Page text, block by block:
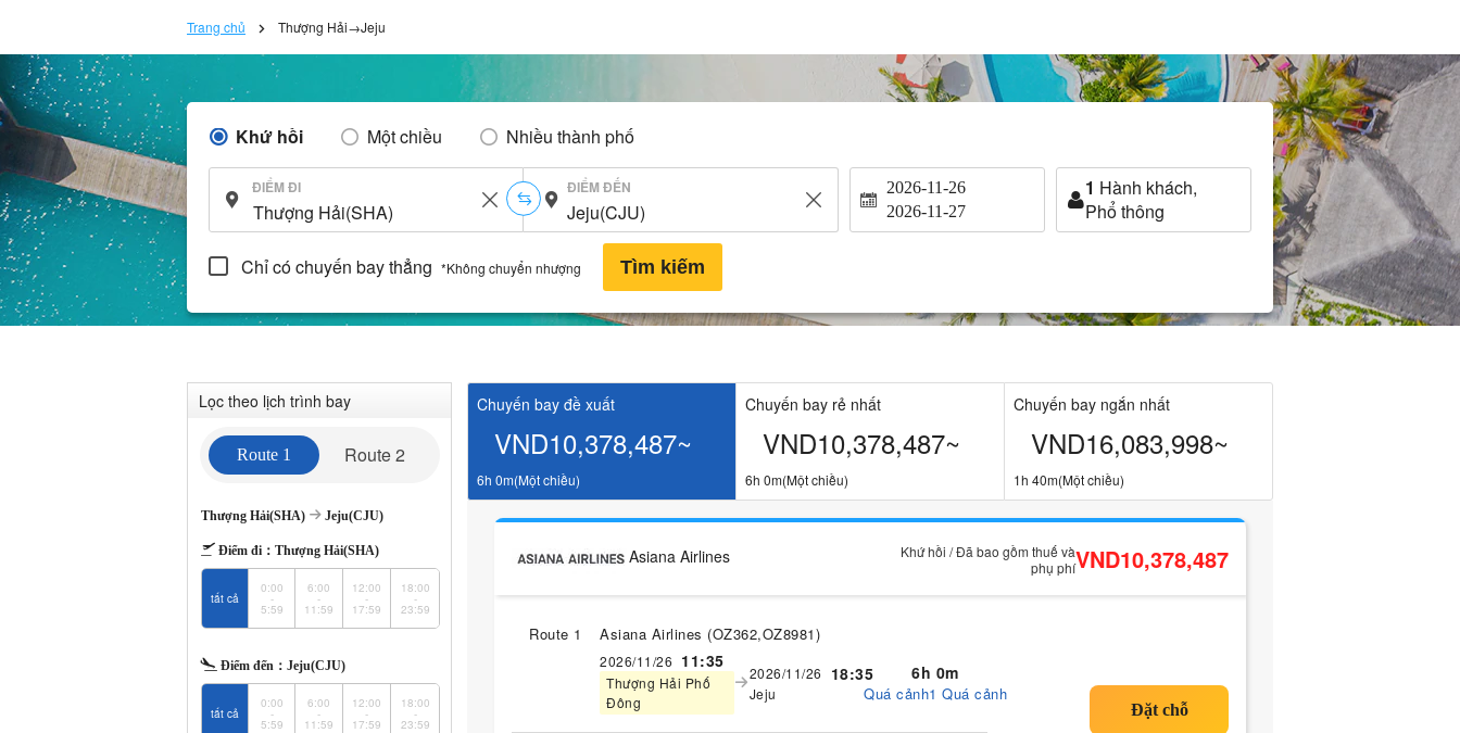
Trang chủ Thượng Hải→Jeju
Khứ hồi Một chiều Nhiều thành phố
ĐIỂM ĐI ĐIỂM ĐẾN 2026-11-26
2026-11-27
1 Hành khách,
Phổ thông
Chỉ có chuyến bay thẳng *Không chuyển nhượng Tìm kiếm
Lọc theo lịch trình bay
Route 1 Route 2
Thượng Hải(SHA) Jeju(CJU)
Điểm đi： Thượng Hải(SHA)
tất cả
0:00
-
5:59
6:00
-
11:59
12:00
-
17:59
18:00
-
23:59
Điểm đến： Jeju(CJU)
tất cả
0:00
-
5:59
6:00
-
11:59
12:00
-
17:59
18:00
-
23:59
Chuyến bay đề xuất
VND10,378,487~
6h 0m(Một chiều)
Chuyến bay rẻ nhất
VND10,378,487~
6h 0m(Một chiều)
Chuyến bay ngắn nhất
VND16,083,998~
1h 40m(Một chiều)
Asiana Airlines
Khứ hồi / Đã bao gồm thuế và
phụ phíVND10,378,487
Route 1 Asiana Airlines (OZ362,OZ8981)
2026/11/26 11:35
Thượng Hải Phố
Đông
2026/11/26 18:35
Jeju
6h 0m
Quá cảnh1 Quá cảnh